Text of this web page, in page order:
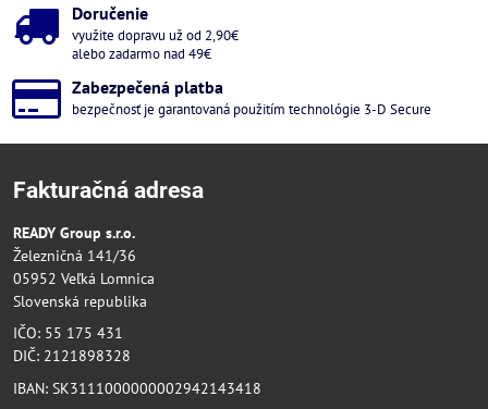
Doručenie
využite dopravu už od 2,90€
alebo zadarmo nad 49€
Zabezpečená platba
bezpečnosť je garantovaná použitím technológie 3-D Secure
Fakturačná adresa
READY Group s.r.o.
Železničná 141/36
05952 Veľká Lomnica
Slovenská republika
IČO: 55 175 431
DIČ: 2121898328
IBAN: SK3111000000002942143418